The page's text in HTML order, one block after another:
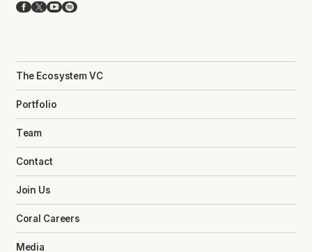
Facebook
X YouTube
Spotify
The Ecosystem VC
Portfolio
Team
Contact
Join Us
Coral Careers
Media